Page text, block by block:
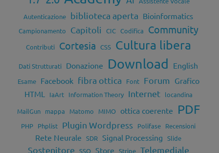
Autenticazione biblioteca aperta Bioinformatics
Campionamento Capitoli CIC Codifica Community
Contributi Cortesia CSS Cultura libera
Dati Strutturati Donazione Download English
Esame Facebook fibra ottica Font Forum Grafico
HTML
IaArt Information Theory Internet
locandina
MailGun
mappa Matomo MIMO ottica coerente PDF
PHP Phplist Plugin Wordpress Polifase Recensioni
Rete Neurale SDR Signal Processing Slide
Sostenitore SSO Store Stripe Telemediale